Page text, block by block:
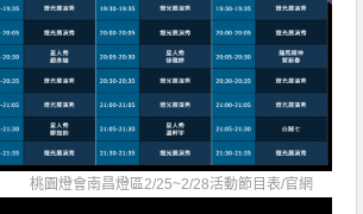
桃園燈會南昌燈區2/25~2/28活動節目表/官網